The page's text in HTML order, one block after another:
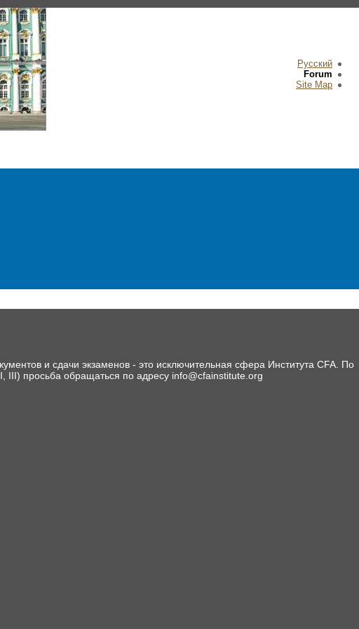
Русский
Forum
Site Map
и сдачи экзаменов - это исключительная сфера Института CFA. По
III) просьба обращаться по адресу info@cfainstitute.org